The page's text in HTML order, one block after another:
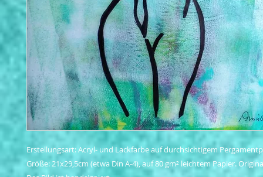
Erstellungsart: Acryl- und Lackfarbe auf durchsichtigem
Größe: 21x29,5cm (etwa Din A-4), auf 80 gm² leichtem Papier.